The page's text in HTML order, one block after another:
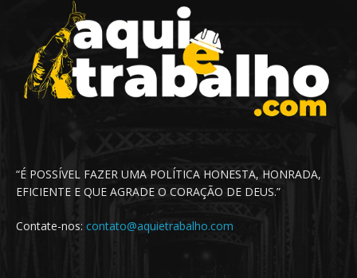
“É POSSÍVEL FAZER UMA POLÍTICA HONESTA, HONRADA,
EFICIENTE E QUE AGRADE O CORAÇÃO DE DEUS.”
Contate-nos: contato@aquietrabalho.com